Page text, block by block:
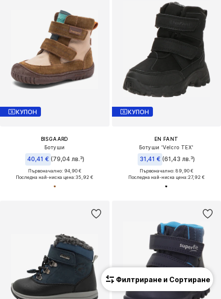
КУПОН
BISGAARD
Ботуши
40,41 € (79,04 лв.³)
Първоначално: 94,90 €
Последна най-ниска цена:35,92 €
КУПОН
EN FANT
Ботуши 'Velcro TEX'
31,41 € (61,43 лв.³)
Първоначално: 89,90 €
Последна най-ниска цена:27,92 €
Филтриране и Сортиране